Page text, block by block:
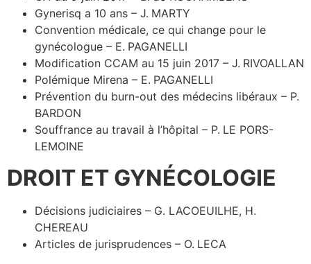
Gynerisq a 10 ans – J. MARTY
Convention médicale, ce qui change pour le
gynécologue – E. PAGANELLI
Modification CCAM au 15 juin 2017 – J. RIVOALLAN
Polémique Mirena – E. PAGANELLI
Prévention du burn-out des médecins libéraux – P.
BARDON
Souffrance au travail à l’hôpital – P. LE PORS-
LEMOINE
DROIT ET GYNÉCOLOGIE
Décisions judiciaires – G. LACOEUILHE, H.
CHEREAU
Articles de jurisprudences – O. LECA